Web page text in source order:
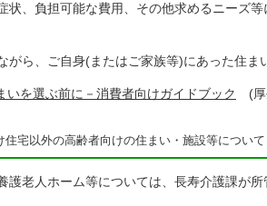
、負担可能な費用、その他求めるニーズ
ら、ご自身(またはご家族等)にあった住ま
いを選ぶ前に－消費者向けガイドブック (厚
住宅以外の高齢者向けの住まい・施設等について
老人ホーム等については、長寿介護課が所